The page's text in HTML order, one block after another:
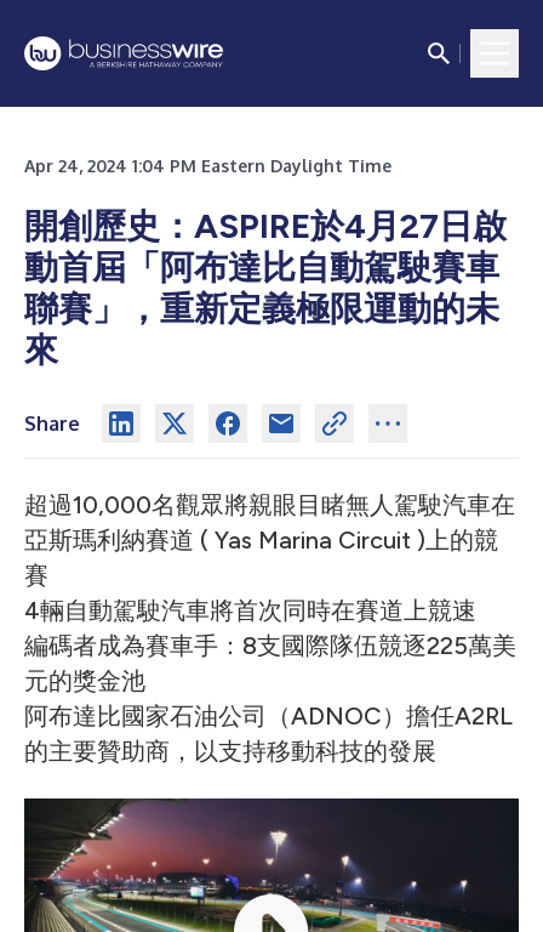
Apr 24, 2024 1:04 PM Eastern Daylight Time
開創歷史：ASPIRE於4月27日啟
動首屆「阿布達比自動駕駛賽車
聯賽」，重新定義極限運動的未
來
Share
超過10,000名觀眾將親眼目睹無人駕駛汽車在
亞斯瑪利納賽道 ( Yas Marina Circuit )上的競
賽
4輛自動駕駛汽車將首次同時在賽道上競速
編碼者成為賽車手：8支國際隊伍競逐225萬美
元的獎金池
阿布達比國家石油公司（ADNOC）擔任A2RL
的主要贊助商，以支持移動科技的發展